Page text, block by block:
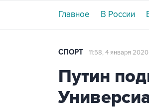
Главное В России
СПОРТ 11:58, 4 января 2020
Путин